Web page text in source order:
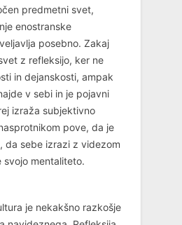
predmetni svet,
enostranske
posebno. Zakaj
z refleksijo, ker ne
in dejanskosti, ampak
v sebi in je pojavni
izraža subjektivno
pove, da je
da sebe izrazi z videzom
mentaliteto.
je nekakšno razkošje